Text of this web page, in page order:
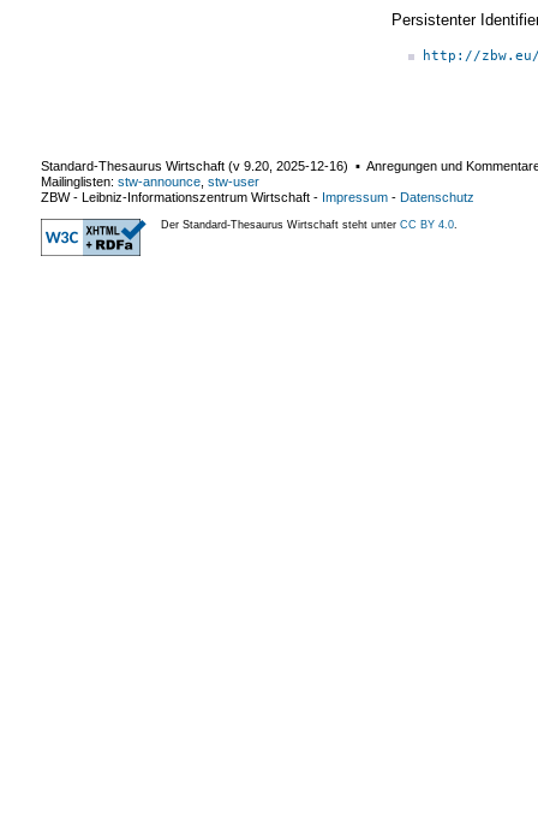
Persistenter
http://
Standard-Thesaurus Wirtschaft (v 9.20 2025-12-16) ▪ Anregungen und
Mailinglisten: stw-announce stw-user
ZBW - Leibniz-Informationszentrum Wirtschaft - Impressum - Datenschutz
Der Standard-Thesaurus Wirtschaft steht unter CC BY 4.0